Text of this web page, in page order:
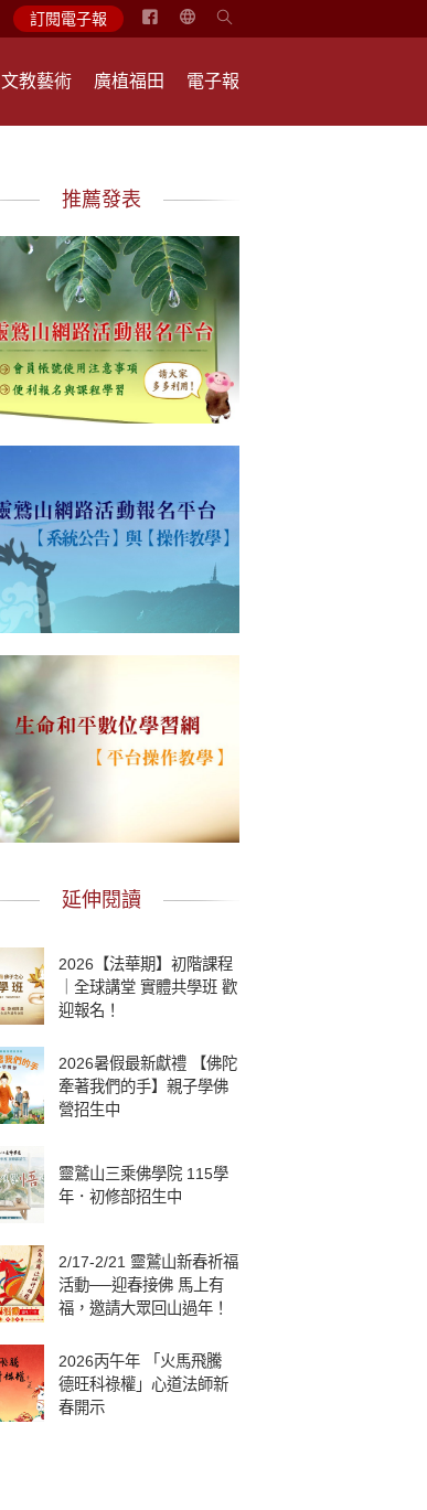
訂閱電子報
简
中
文教藝術 廣植福田 電子報
推薦發表
延伸閱讀
2026【法華期】初階課程
｜全球講堂 實體共學班 歡
迎報名！
2026暑假最新獻禮 【佛陀
牽著我們的手】親子學佛
營招生中
靈鷲山三乘佛學院 115學
年．初修部招生中
2/17-2/21 靈鷲山新春祈福
活動──迎春接佛 馬上有
福，邀請大眾回山過年！
2026丙午年 「火馬飛騰
德旺科祿權」心道法師新
春開示